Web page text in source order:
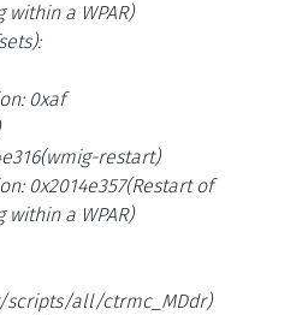
a WPAR)
0xaf
restart)
0x2014e357(Restart of
a WPAR)
all/ctrmc_MDdr)